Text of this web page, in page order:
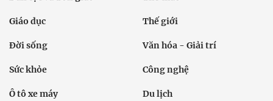
Giáo dục Thế giới
Đời sống Văn hóa - Giải trí
Sức khỏe Công nghệ
Ô tô xe máy Du lịch